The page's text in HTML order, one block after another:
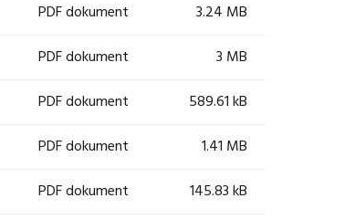
PDF dokument 3.24 MB
PDF dokument 3 MB
PDF dokument 589.61 kB
PDF dokument 1.41 MB
PDF dokument 145.83 kB